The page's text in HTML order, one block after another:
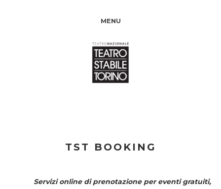
MENU
TST BOOKING
Servizi online di prenotazione per eventi gratuiti,